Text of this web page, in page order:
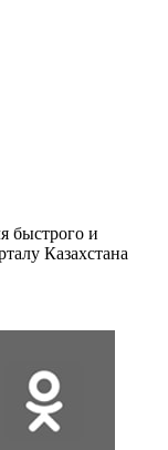
быстрого и
Казахстана